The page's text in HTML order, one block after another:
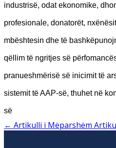
industrisë, odat ekonomike,
profesionale, donatorët,
mbështesin dhe të
qëllim të ngritjes së
pranueshmërisë së inicimit të
sistemit të AAP-së, thuhet në
së
← Artikulli i Mëparshëm